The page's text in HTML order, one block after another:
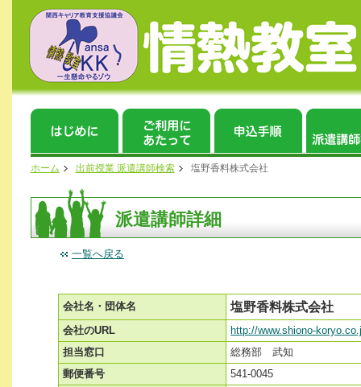
ホーム 出前授業 派遣講師検索 塩野香料株式会社
派遣講師詳細
一覧へ戻る
会社名・団体名 塩野香料株式会社
会社のURL
http://www.shiono-
担当窓口
総務部 武知
郵便番号
541-0045